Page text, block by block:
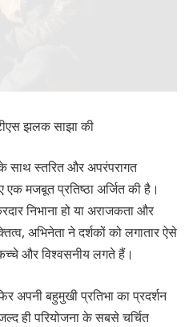
झलक साझा की
के साथ स्तरित और अपरंपरागत
मजबूत प्रतिष्ठा अर्जित की है।
निभाना हो या अराजकता और
अभिनेता ने दर्शकों को लगातार ऐसे
कच्चे और विश्वसनीय लगते हैं।
अपनी बहुमुखी प्रतिभा का प्रदर्शन
ही परियोजना के सबसे चर्चित